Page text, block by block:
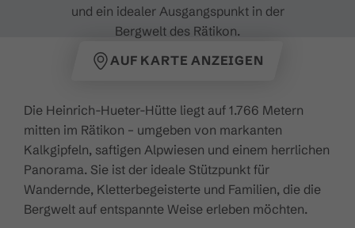
und ein idealer Ausgangspunkt in der
Bergwelt des Rätikon.
AUF KARTE ANZEIGEN
Die Heinrich-Hueter-Hütte liegt auf 1.766 Metern
mitten im Rätikon – umgeben von markanten
Kalkgipfeln, saftigen Alpwiesen und einem herrlichen
Panorama. Sie ist der ideale Stützpunkt für
Wandernde, Kletterbegeisterte und Familien, die die
Bergwelt auf entspannte Weise erleben möchten.